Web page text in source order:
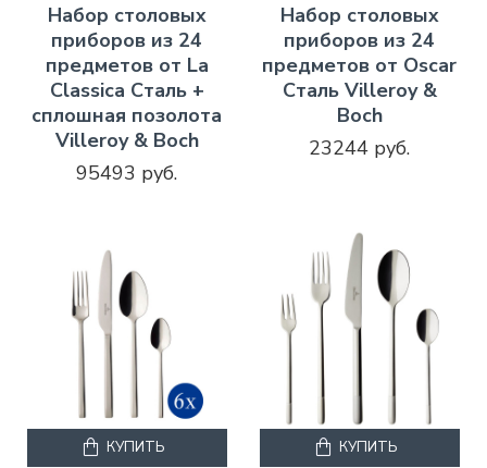
Набор столовых
приборов из 24
предметов от La
Classica Сталь +
сплошная позолота
Villeroy & Boch
95493 руб.
Набор столовых
приборов из 24
предметов от Oscar
Сталь Villeroy &
Boch
23244 руб.
КУПИТЬ КУПИТЬ